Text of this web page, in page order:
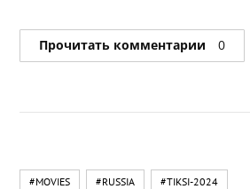
Прочитать комментарии 0
#MOVIES #RUSSIA #TIKSI-2024